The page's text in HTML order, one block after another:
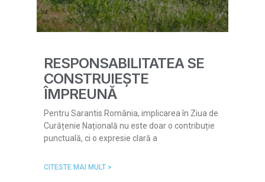
RESPONSABILITATEA SE
CONSTRUIEȘTE
ÎMPREUNĂ
Pentru Sarantis România, implicarea în Ziua de
Curățenie Națională nu este doar o contribuție
punctuală, ci o expresie clară a
CITESTE MAI MULT >